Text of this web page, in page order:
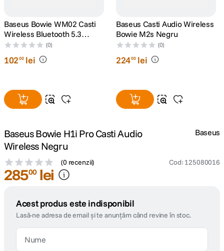
10. dji osmo
Baseus Bowie WM02 Casti
Wireless Bluetooth 5.3
Microfon Negru
(0)
10200 lei
Baseus Casti Audio Wireless
Bowie M2s Negru
(0)
22400 lei
Baseus Bowie H1i Pro Casti Audio
Wireless Negru
(0 recenzii) Cod: 125080016
Baseus
28500 lei
Acest produs este indisponibil
Lasă-ne adresa de email și te anunțăm când revine în stoc.